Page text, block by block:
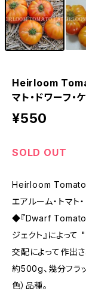
Heirloom
マト・ドワーフ・
¥550
SOLD OUT
Heirloom
エアルーム・トマト
◆『Dwarf Tomato
ジェクト』によ
交配によって作出
約500g、幾分フラッ
色）品種。